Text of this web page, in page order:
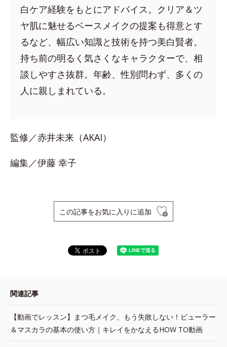
白ケア経験をもとにアドバイス。クリア＆ツ
ヤ肌に魅せるベースメイクの提案も得意とす
るなど、幅広い知識と技術を持つ美白賢者。
持ち前の明るく気さくなキャラクターで、相
談しやすさ抜群。年齢、性別問わず、多くの
人に親しまれている。
監修／赤井未来（AKAI）
編集／伊藤 幸子
この記事をお気に入りに追加
関連記事
【動画でレッスン】まつ毛メイク、もう失敗しない！ビューラー
＆マスカラの基本の使い方｜キレイをかなえるHOW TO動画